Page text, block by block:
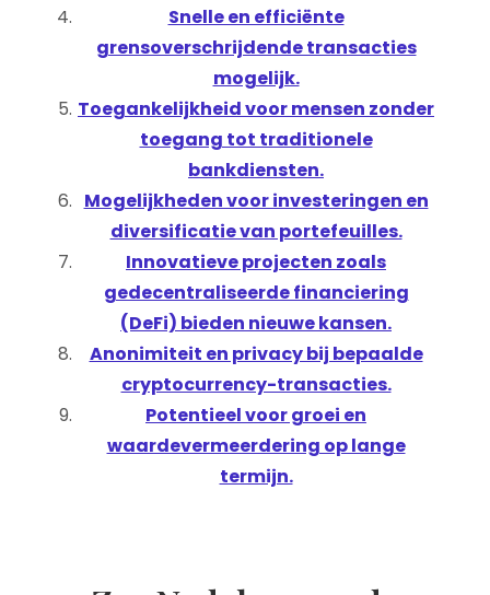
Snelle en efficiënte
grensoverschrijdende transacties
mogelijk.
Toegankelijkheid voor mensen zonder
toegang tot traditionele
bankdiensten.
Mogelijkheden voor investeringen en
diversificatie van portefeuilles.
Innovatieve projecten zoals
gedecentraliseerde financiering
(DeFi) bieden nieuwe kansen.
Anonimiteit en privacy bij bepaalde
cryptocurrency-transacties.
Potentieel voor groei en
waardevermeerdering op lange
termijn.